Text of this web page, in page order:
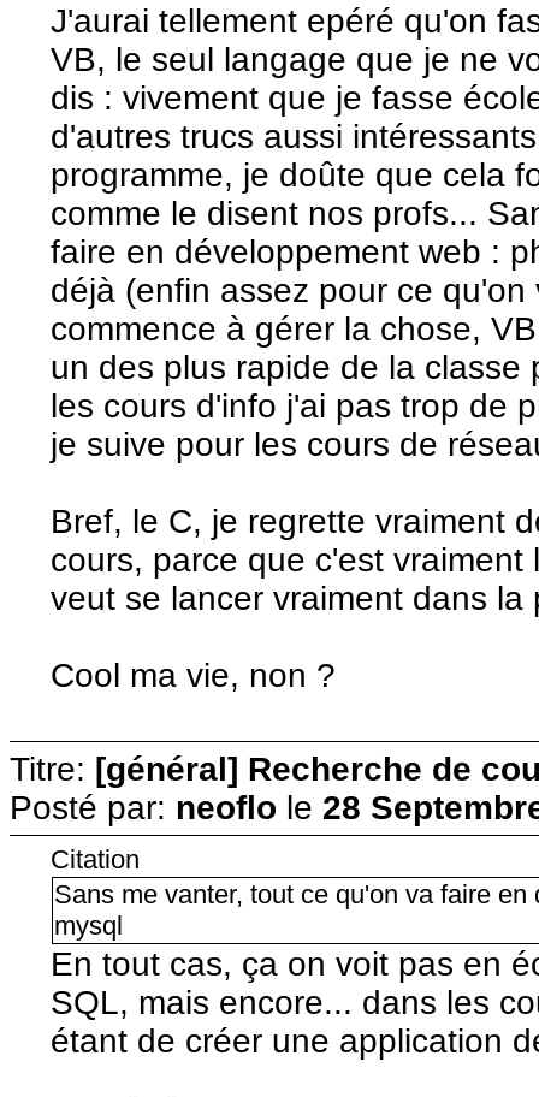
J'aurai tellement epéré qu'on
VB, le seul langage que je ne
dis : vivement que je fasse
d'autres trucs aussi
programme, je doûte que cela
comme le disent nos profs...
faire en développement web :
déjà (enfin assez pour ce
commence à gérer la chose,
un des plus rapide de la
les cours d'info j'ai pas trop de
je suive pour les cours de
Bref, le C, je regrette vraiment
cours, parce que c'est
veut se lancer vraiment dans la
Cool ma vie, non ?
Titre: [général] Recherche de
Posté par: neoflo le 28
Citation
Sans me vanter, tout ce qu'on va faire
mysql
En tout cas, ça on voit pas en
SQL, mais encore... dans les
étant de créer une application